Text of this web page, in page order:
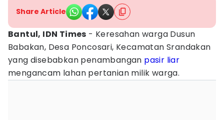
Share Article
Bantul, IDN Times - ‎Keresahan warga Dusun
Babakan, Desa Poncosari, Kecamatan Srandakan
yang disebabkan penambangan pasir liar
mengancam lahan pertanian milik warga.